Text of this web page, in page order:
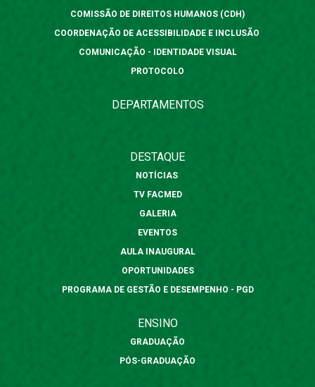
COMISSÃO DE DIREITOS HUMANOS (CDH)
COORDENAÇÃO DE ACESSIBILIDADE E INCLUSÃO
COMUNICAÇÃO - IDENTIDADE VISUAL
PROTOCOLO
DEPARTAMENTOS
DESTAQUE
NOTÍCIAS
TV FACMED
GALERIA
EVENTOS
AULA INAUGURAL
OPORTUNIDADES
PROGRAMA DE GESTÃO E DESEMPENHO - PGD
ENSINO
GRADUAÇÃO
PÓS-GRADUAÇÃO